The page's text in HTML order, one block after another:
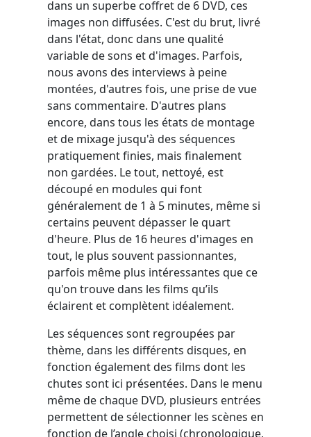
dans un superbe coffret de 6 DVD, ces
images non diffusées. C'est du brut, livré
dans l'état, donc dans une qualité
variable de sons et d'images. Parfois,
nous avons des interviews à peine
montées, d'autres fois, une prise de vue
sans commentaire. D'autres plans
encore, dans tous les états de montage
et de mixage jusqu'à des séquences
pratiquement finies, mais finalement
non gardées. Le tout, nettoyé, est
découpé en modules qui font
généralement de 1 à 5 minutes, même si
certains peuvent dépasser le quart
d'heure. Plus de 16 heures d'images en
tout, le plus souvent passionnantes,
parfois même plus intéressantes que ce
qu'on trouve dans les films qu’ils
éclairent et complètent idéalement.
Les séquences sont regroupées par
thème, dans les différents disques, en
fonction également des films dont les
chutes sont ici présentées. Dans le menu
même de chaque DVD, plusieurs entrées
permettent de sélectionner les scènes en
fonction de l’angle choisi (chronologique,